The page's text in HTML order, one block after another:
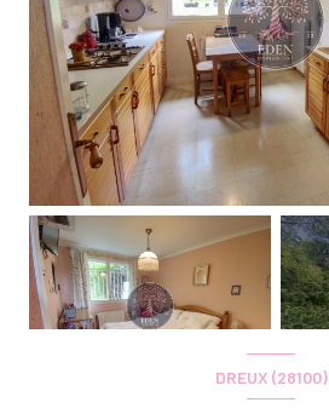
DREUX (28100)